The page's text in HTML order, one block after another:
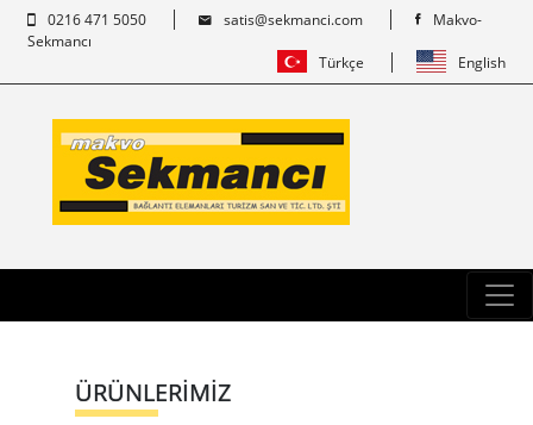
0216 471 5050 satis@sekmanci.com
Makvo-
Sekmancı
Türkçe
English
ÜRÜNLERİMİZ